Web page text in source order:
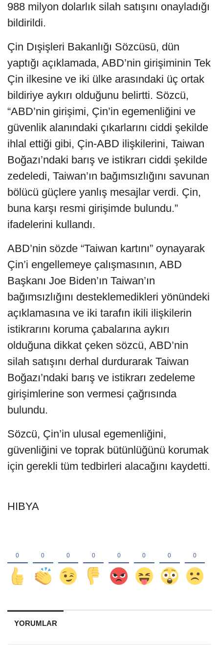
988 milyon dolarlık silah satışını onayladığı
bildirildi.
Çin Dışişleri Bakanlığı Sözcüsü, dün
yaptığı açıklamada, ABD’nin girişiminin Tek
Çin ilkesine ve iki ülke arasındaki üç ortak
bildiriye aykırı olduğunu belirtti. Sözcü,
“ABD’nin girişimi, Çin’in egemenliğini ve
güvenlik alanındaki çıkarlarını ciddi şekilde
ihlal ettiği gibi, Çin-ABD ilişkilerini, Taiwan
Boğazı’ndaki barış ve istikrarı ciddi şekilde
zedeledi, Taiwan’ın bağımsızlığını savunan
bölücü güçlere yanlış mesajlar verdi. Çin,
buna karşı resmi girişimde bulundu.”
ifadelerini kullandı.
ABD’nin sözde “Taiwan kartını” oynayarak
Çin’i engellemeye çalışmasının, ABD
Başkanı Joe Biden’ın Taiwan’ın
bağımsızlığını desteklemedikleri yönündeki
açıklamasına ve iki tarafın ikili ilişkilerin
istikrarını koruma çabalarına aykırı
olduğuna dikkat çeken sözcü, ABD’nin
silah satışını derhal durdurarak Taiwan
Boğazı’ndaki barış ve istikrarı zedeleme
girişimlerine son vermesi çağrısında
bulundu.
Sözcü, Çin’in ulusal egemenliğini,
güvenliğini ve toprak bütünlüğünü korumak
için gerekli tüm tedbirleri alacağını kaydetti.
HIBYA
YORUMLAR